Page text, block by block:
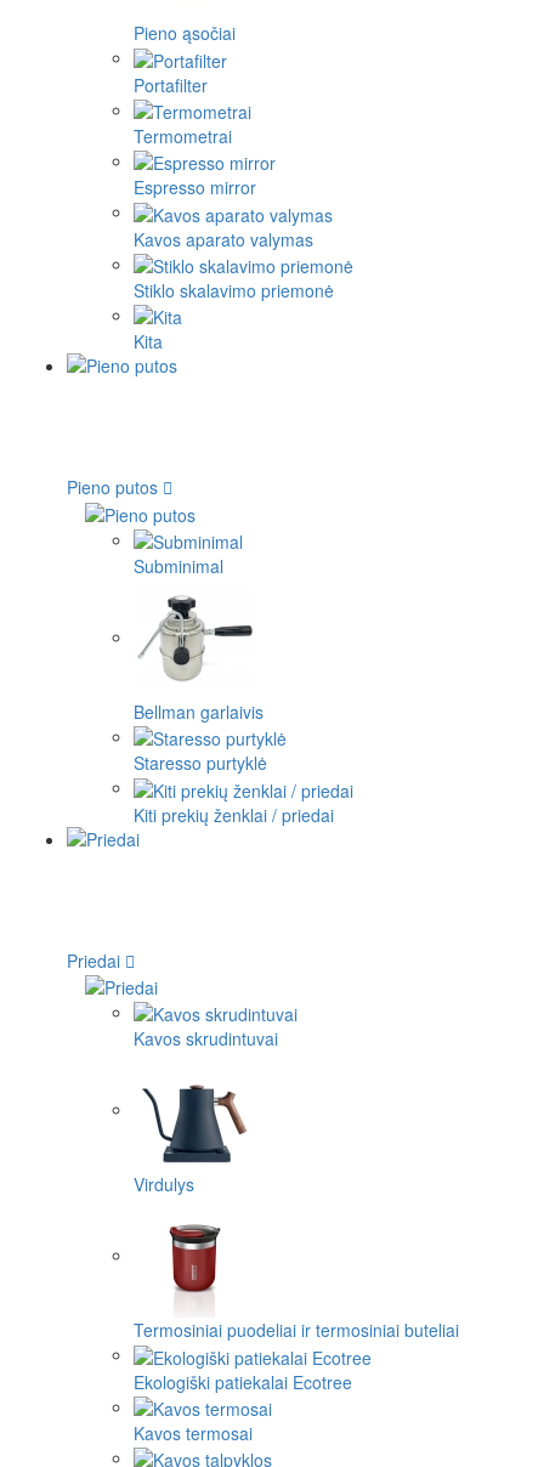
Pieno ąsočiai
Portafilter
Termometrai
Espresso mirror
Kavos aparato valymas
Stiklo skalavimo priemonė
Kita
Pieno putos
Subminimal
Bellman garlaivis
Staresso purtyklė
Kiti prekių ženklai / priedai
Priedai
Kavos skrudintuvai
Virdulys
Termosiniai puodeliai ir termosiniai buteliai
Ekologiški patiekalai Ecotree
Kavos termosai